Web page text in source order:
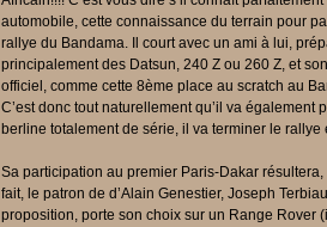
automobile, cette connaissance du terrain pour
rallye du Bandama. Il court avec un ami à lui,
principalement des Datsun, 240 Z ou 260 Z, et
officiel, comme cette 8ème place au scratch au
C’est donc tout naturellement qu’il va
berline totalement de série, il va terminer le rallye
Sa participation au premier Paris-Dakar
fait, le patron de d’Alain Genestier, Joseph
proposition, porte son choix sur un Range Rover